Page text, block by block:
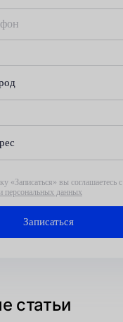
«Записаться» вы соглашаетесь с
персональных данных
статьи